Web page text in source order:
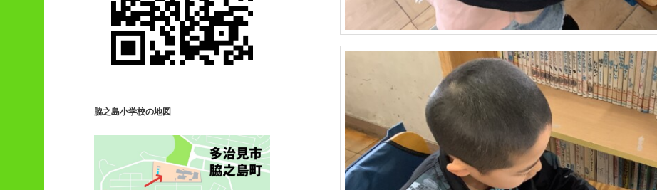
脇之島小学校の地図